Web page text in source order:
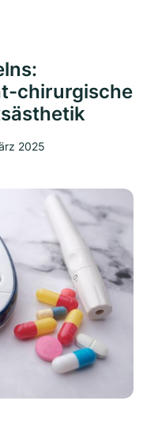
chirurgische
2025